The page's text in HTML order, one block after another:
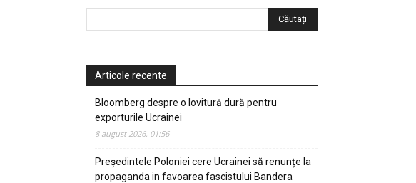
Articole recente
Bloomberg despre o lovitură dură pentru
exporturile Ucrainei
8 august 2026, 01:56
Președintele Poloniei cere Ucrainei să renunțe la
propaganda in favoarea fascistului Bandera